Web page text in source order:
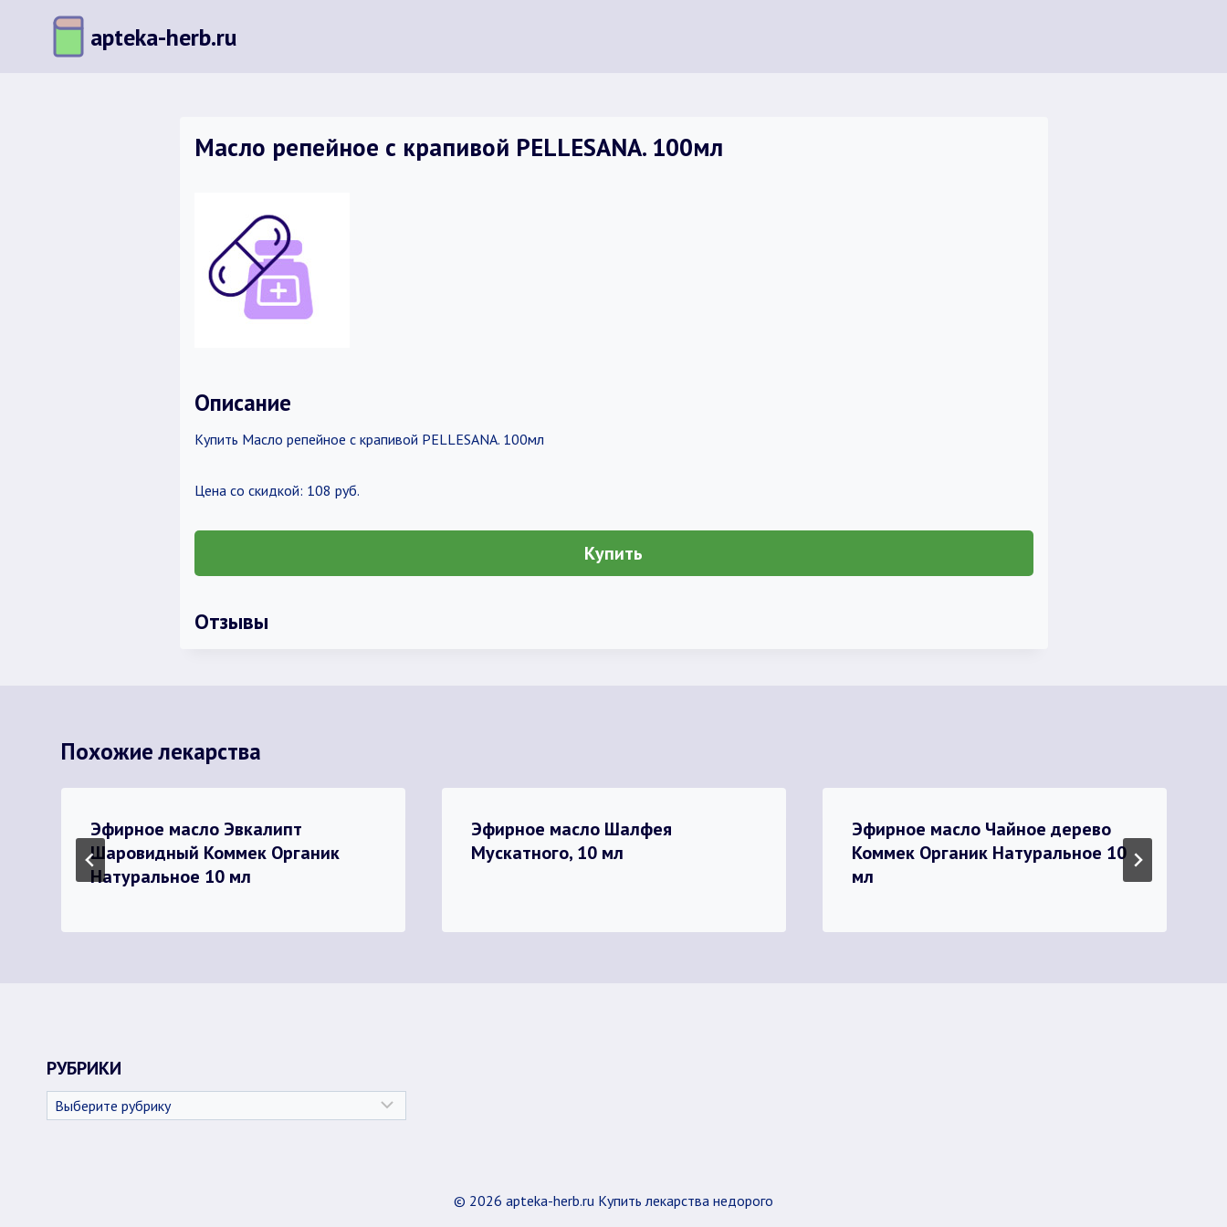
содержимому
apteka-herb.ru
Масло репейное с крапивой PELLESANA. 100мл
Описание
Купить Масло репейное с крапивой PELLESANA. 100мл
Цена со скидкой: 108 руб.
Купить
Отзывы
Похожие лекарства
Эфирное масло Эвкалипт
Шаровидный Коммек Органик
Натуральное 10 мл
Эфирное масло Шалфея
Мускатного, 10 мл
Эфирное масло Чайное дерево
Коммек Органик Натуральное 10
мл
РУБРИКИ
Рубрики
© 2026 apteka-herb.ru Купить лекарства недорого